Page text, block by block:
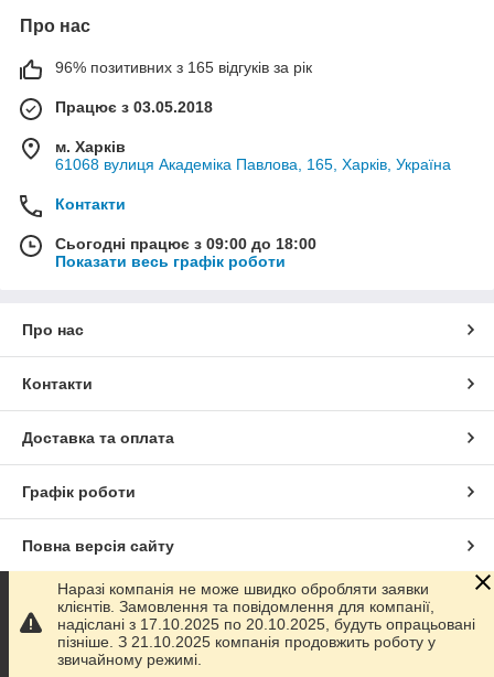
Про нас
96% позитивних з 165 відгуків за рік
Працює з 03.05.2018
м. Харків
61068 вулиця Академіка Павлова, 165, Харків, Україна
Контакти
Сьогодні працює з 09:00 до 18:00
Показати весь графік роботи
Про нас
Контакти
Доставка та оплата
Графік роботи
Повна версія сайту
Сайт створено на маркетплейсіProm.ua
Політика конфіденційності
Наразі компанія не може швидко обробляти заявки
клієнтів. Замовлення та повідомлення для компанії,
надіслані з 17.10.2025 по 20.10.2025, будуть опрацьовані
пізніше. З 21.10.2025 компанія продовжить роботу у
звичайному режимі.